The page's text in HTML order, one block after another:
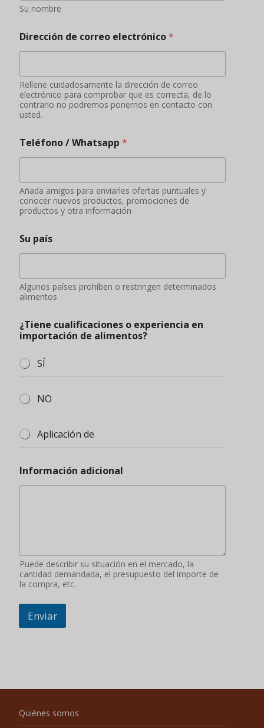
Su nombre
Dirección de correo electrónico*
Rellene cuidadosamente la dirección de correo
electrónico para comprobar que es correcta, de lo
contrario no podremos ponernos en contacto con
usted.
Teléfono / Whatsapp *
Añada amigos para enviarles ofertas puntuales y
conocer nuevos productos, promociones de
productos y otra información
Su país
Algunos países prohíben o restringen determinados
alimentos
¿Tiene cualificaciones o experiencia en
importación de alimentos?
SÍ
NO
Aplicación de
Información adicional
Puede describir su situación en el mercado, la
cantidad demandada, el presupuesto del importe de
la compra, etc.
Enviar
Quiénes somos